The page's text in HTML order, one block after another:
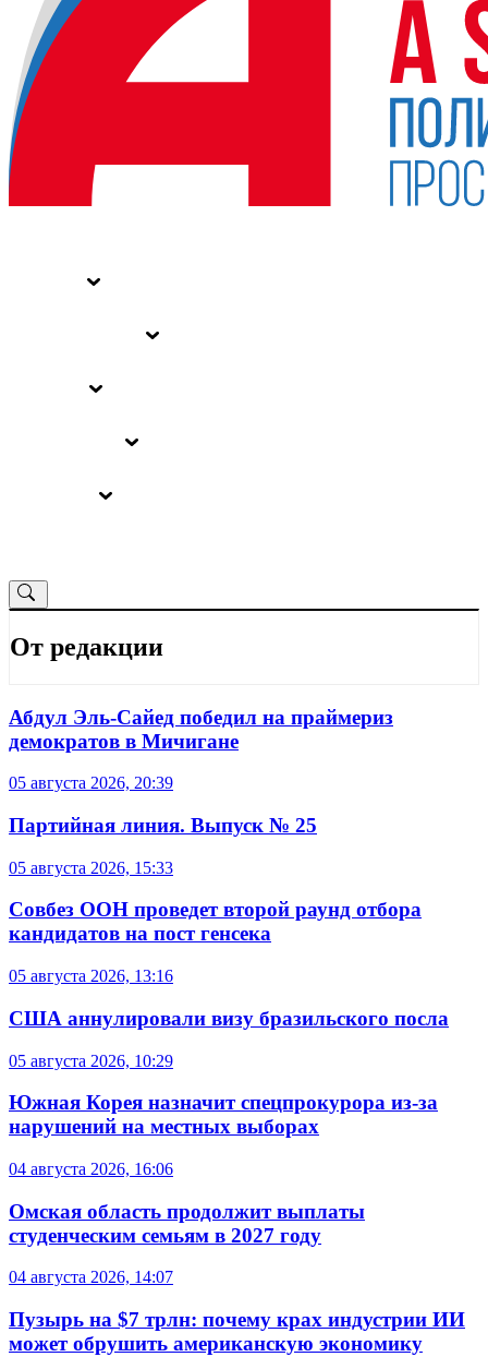
От редакции
Абдул Эль-Сайед победил на праймериз
демократов в Мичигане
05 августа 2026, 20:39
Партийная линия. Выпуск № 25
05 августа 2026, 15:33
Совбез ООН проведет второй раунд отбора
кандидатов на пост генсека
05 августа 2026, 13:16
США аннулировали визу бразильского посла
05 августа 2026, 10:29
Южная Корея назначит спецпрокурора из-за
нарушений на местных выборах
04 августа 2026, 16:06
Омская область продолжит выплаты
студенческим семьям в 2027 году
04 августа 2026, 14:07
Пузырь на $7 трлн: почему крах индустрии ИИ
может обрушить американскую экономику